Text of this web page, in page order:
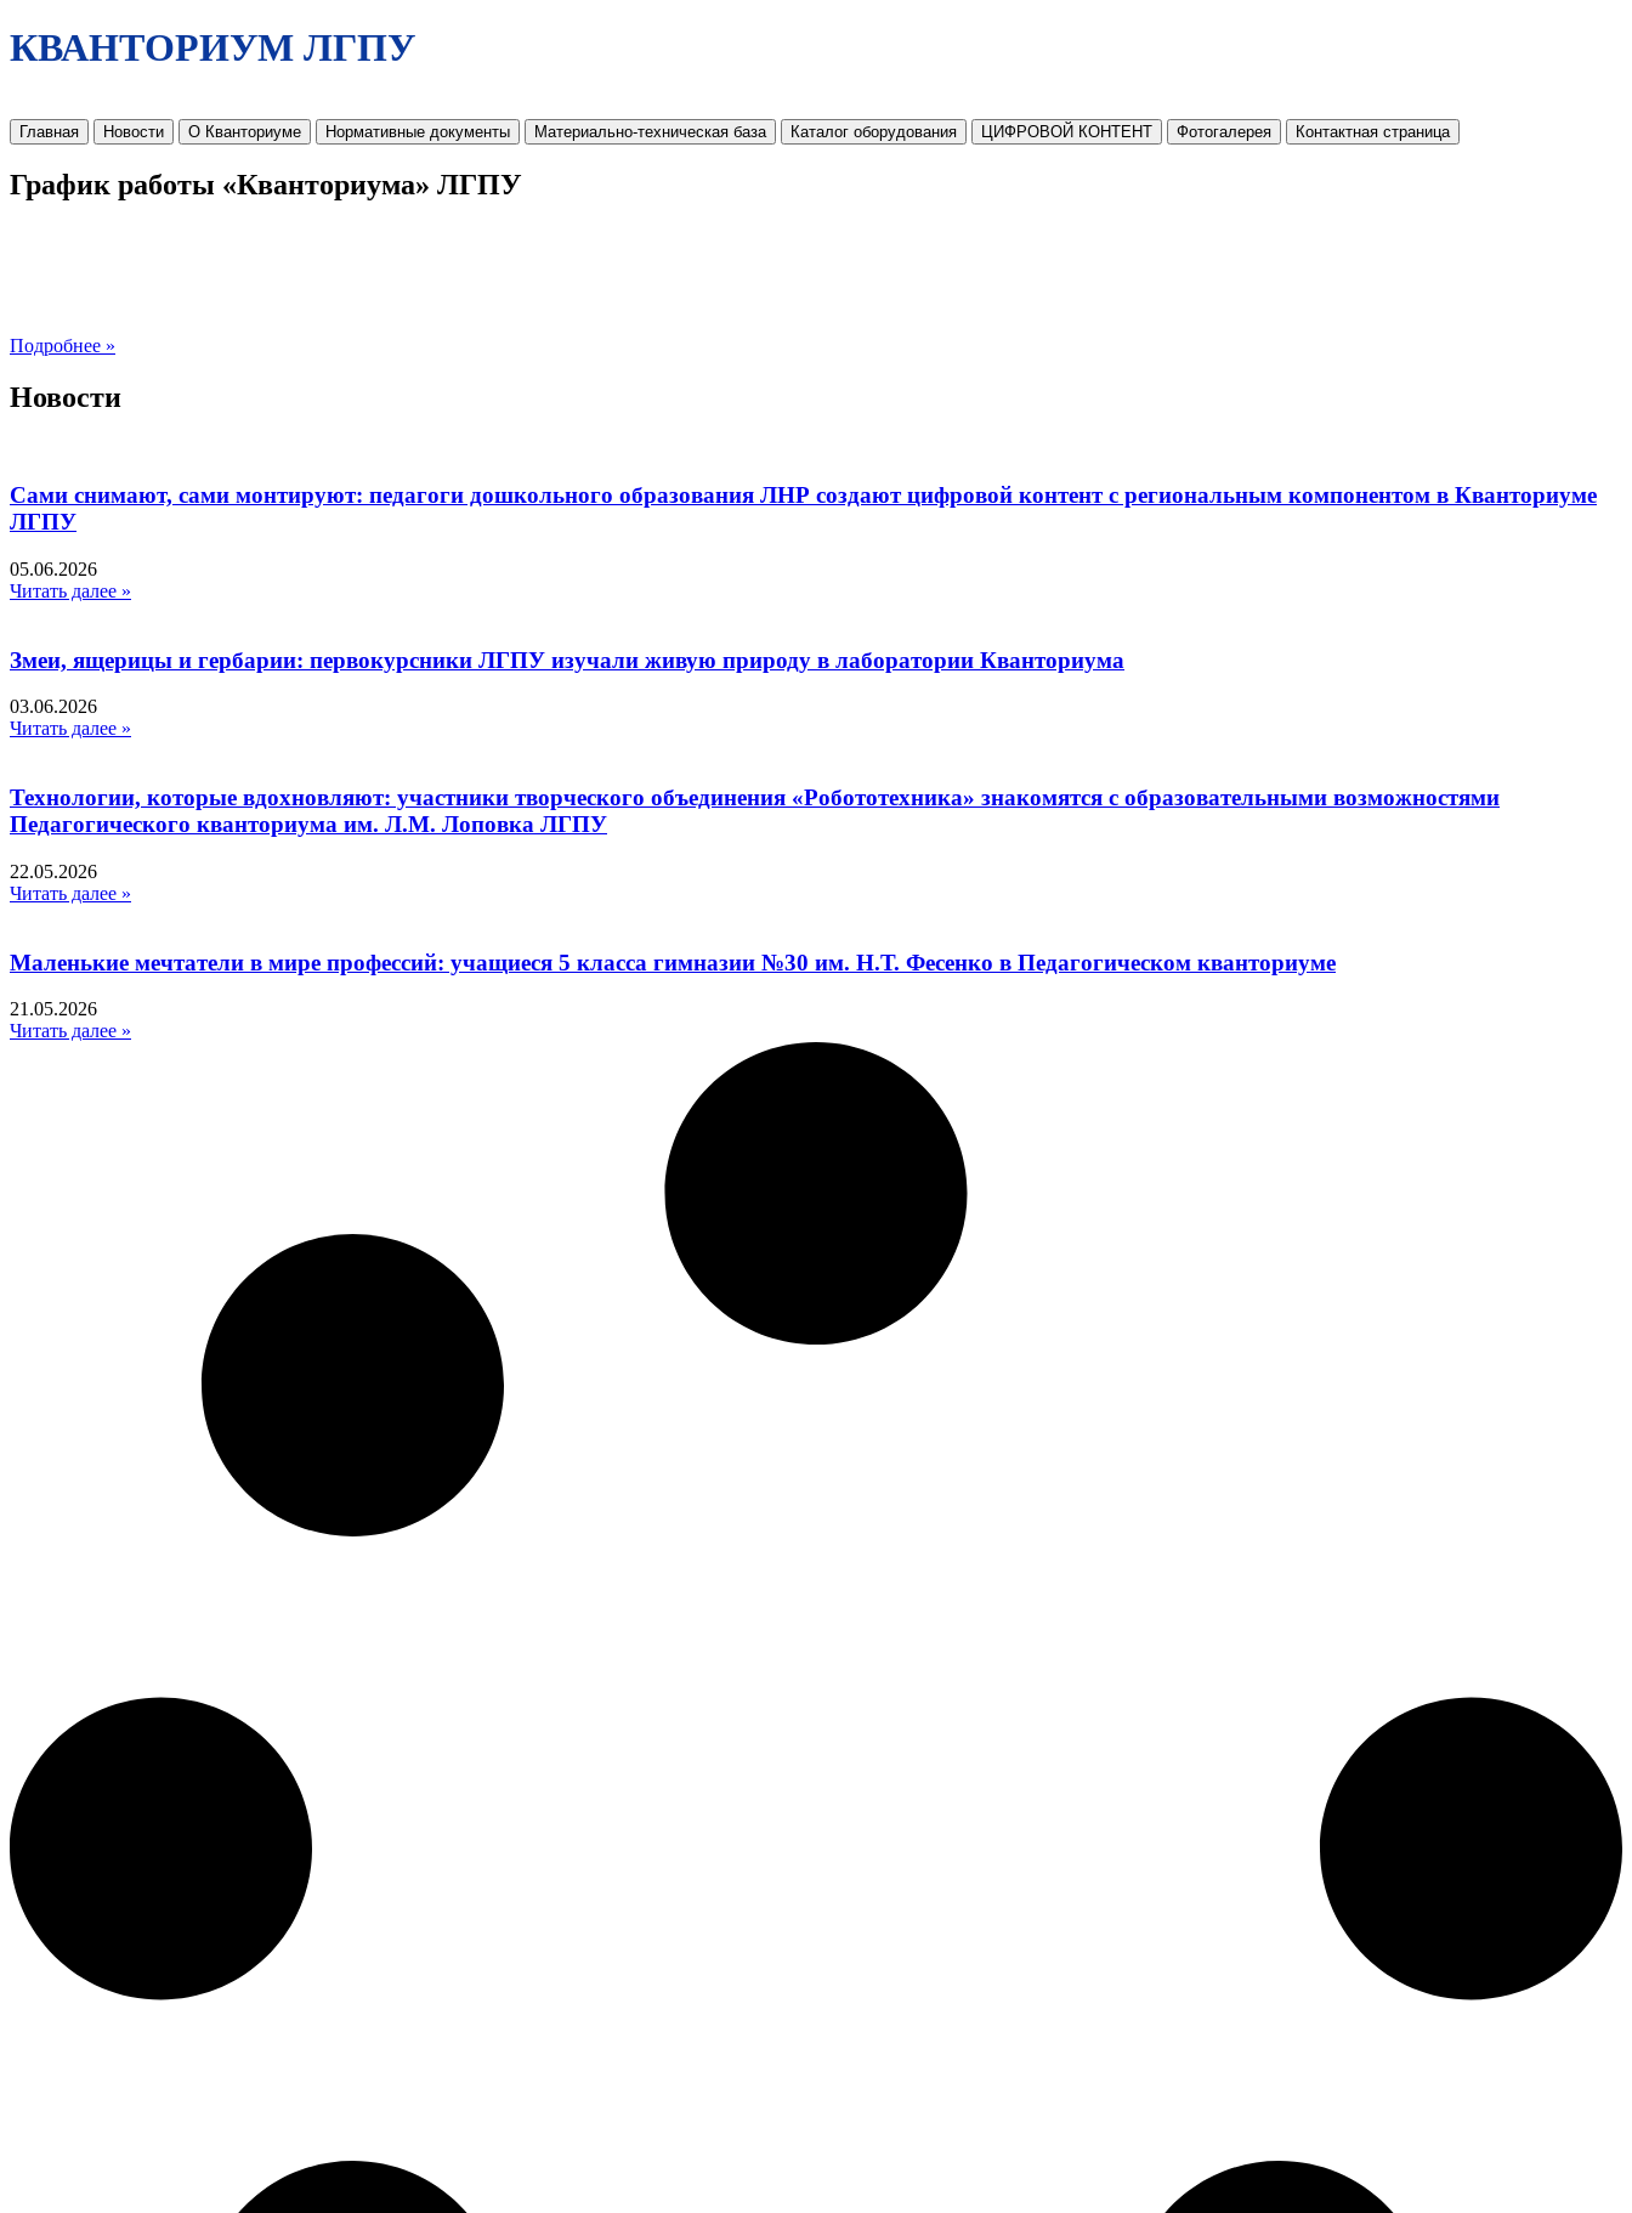
КВАНТОРИУМ ЛГПУ
Главная Новости О Кванториуме Нормативные документы Материально-техническая база Каталог оборудования ЦИФРОВОЙ КОНТЕНТ Фотогалерея Контактная страница
График работы «Кванториума» ЛГПУ
Подробнее »
Новости
Сами снимают, сами монтируют: педагоги дошкольного образования ЛНР создают цифровой контент с региональным компонентом в Кванториуме
ЛГПУ​
05.06.2026
Читать далее »
Змеи, ящерицы и гербарии: первокурсники ЛГПУ изучали живую природу в лаборатории Кванториума
03.06.2026
Читать далее »
Технологии, которые вдохновляют: участники творческого объединения «Робототехника» знакомятся с образовательными возможностями
Педагогического кванториума им. Л.М. Лоповка ЛГПУ
22.05.2026
Читать далее »
Маленькие мечтатели в мире профессий: учащиеся 5 класса гимназии №30 им. Н.Т. Фесенко в Педагогическом кванториуме
21.05.2026
Читать далее »